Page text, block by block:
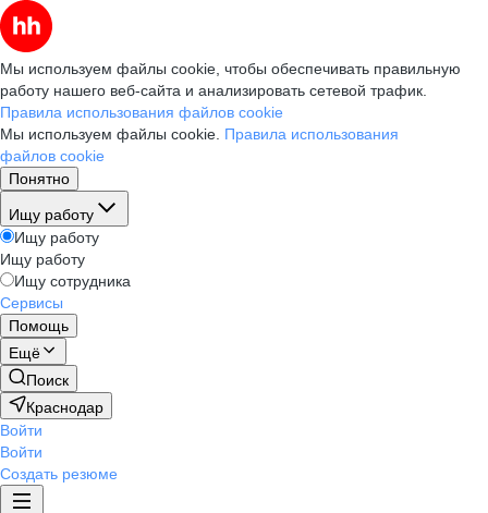
Мы используем файлы cookie, чтобы обеспечивать правильную
работу нашего веб-сайта и анализировать сетевой трафик.
Правила использования файлов cookie
Мы используем файлы cookie. Правила использования
файлов cookie
Понятно
Ищу работу
Ищу работу
Ищу работу
Ищу сотрудника
Сервисы
Помощь
Ещё
Поиск
Краснодар
Войти
Войти
Создать резюме